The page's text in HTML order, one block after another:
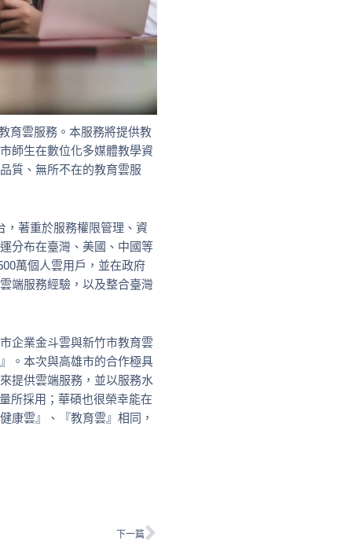
育雲服務。本服務將提供教
師生在數位化多媒體教學資
質、無所不在的教育雲服
，著重於服務權限管理、資
分布在臺灣、美國、中國等
萬個人雲用戶，並在政府
端服務經驗，以及整合臺灣
企業金斗雲與新竹市教育雲
。本次與高雄市的合作極具
提供雲端服務，並以服務水
所採用；華碩也很榮幸能在
康雲』、『教育雲』相同，
下一篇下一篇